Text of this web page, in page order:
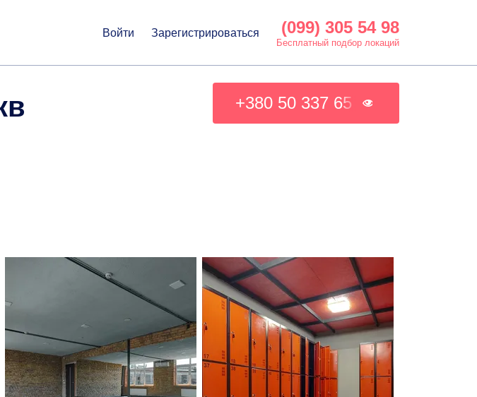
Войти Зарегистрироваться (099) 305 54 98
Бесплатный подбор локаций
+380 50 337 65